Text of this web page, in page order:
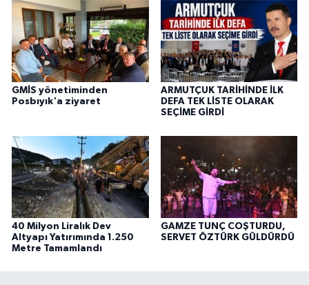
GMİS yönetiminden
Posbıyık'a ziyaret
ARMUTÇUK TARİHİNDE İLK
DEFA TEK LİSTE OLARAK
SEÇİME GİRDİ
40 Milyon Liralık Dev
Altyapı Yatırımında 1.250
Metre Tamamlandı
GAMZE TUNÇ COŞTURDU,
SERVET ÖZTÜRK GÜLDÜRDÜ